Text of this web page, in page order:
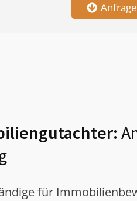
für